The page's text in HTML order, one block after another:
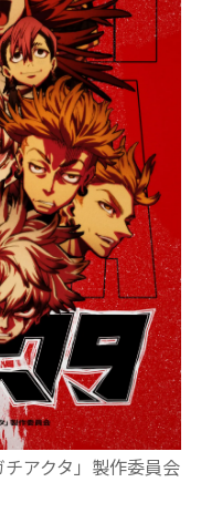
アクタ」製作委員会